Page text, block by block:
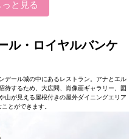
と見る
ル・ロイヤルバンケ
デール城の中にあるレストラン。アナとエル
待するため、大広間、肖像画ギャラリー、図
山が見える屋根付きの屋外ダイニングエリア
とができます。